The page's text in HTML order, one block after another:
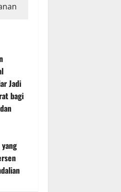
Jadi
bagi